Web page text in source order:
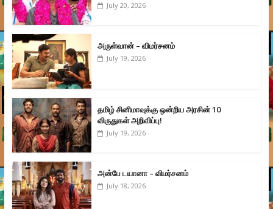
July 20, 2026
அருள்வான் – விமர்சனம்
July 19, 2026
தமிழ் சினிமாவுக்கு ஒன்றிய அரசின் 10
விருதுகள் அறிவிப்பு!
July 19, 2026
அன்பே டயானா – விமர்சனம்
July 18, 2026